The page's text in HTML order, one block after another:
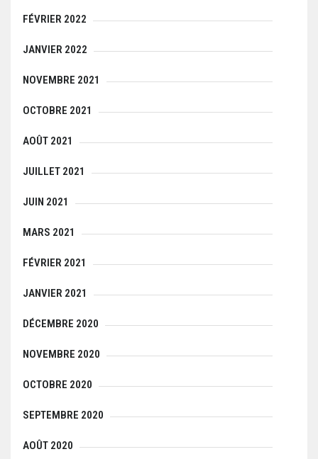
FÉVRIER 2022
JANVIER 2022
NOVEMBRE 2021
OCTOBRE 2021
AOÛT 2021
JUILLET 2021
JUIN 2021
MARS 2021
FÉVRIER 2021
JANVIER 2021
DÉCEMBRE 2020
NOVEMBRE 2020
OCTOBRE 2020
SEPTEMBRE 2020
AOÛT 2020